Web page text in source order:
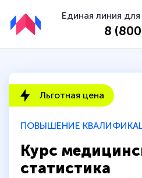
Единая линия
8
ПОВЫШЕНИЕ
Курс
статистика
Льготная цена